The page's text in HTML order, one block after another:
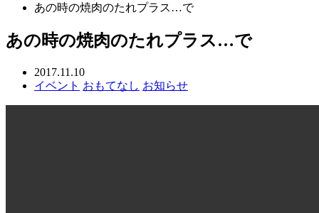
あの時の焼肉のたれプラス…で
あの時の焼肉のたれプラス…で
2017.11.10
イベント おもてなし お知らせ